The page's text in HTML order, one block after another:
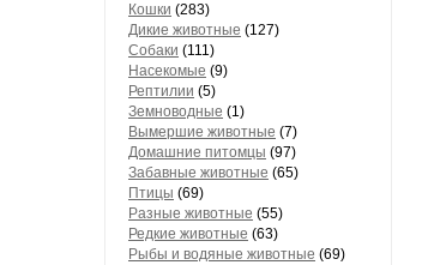
Кошки (283)
Дикие животные (127)
Собаки (111)
Насекомые (9)
Рептилии (5)
Земноводные (1)
Вымершие животные (7)
Домашние питомцы (97)
Забавные животные (65)
Птицы (69)
Разные животные (55)
Редкие животные (63)
Рыбы и водяные животные (69)